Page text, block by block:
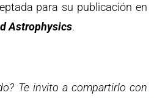
para su publicación en
Astrophysics.
Te invito a compartirlo con